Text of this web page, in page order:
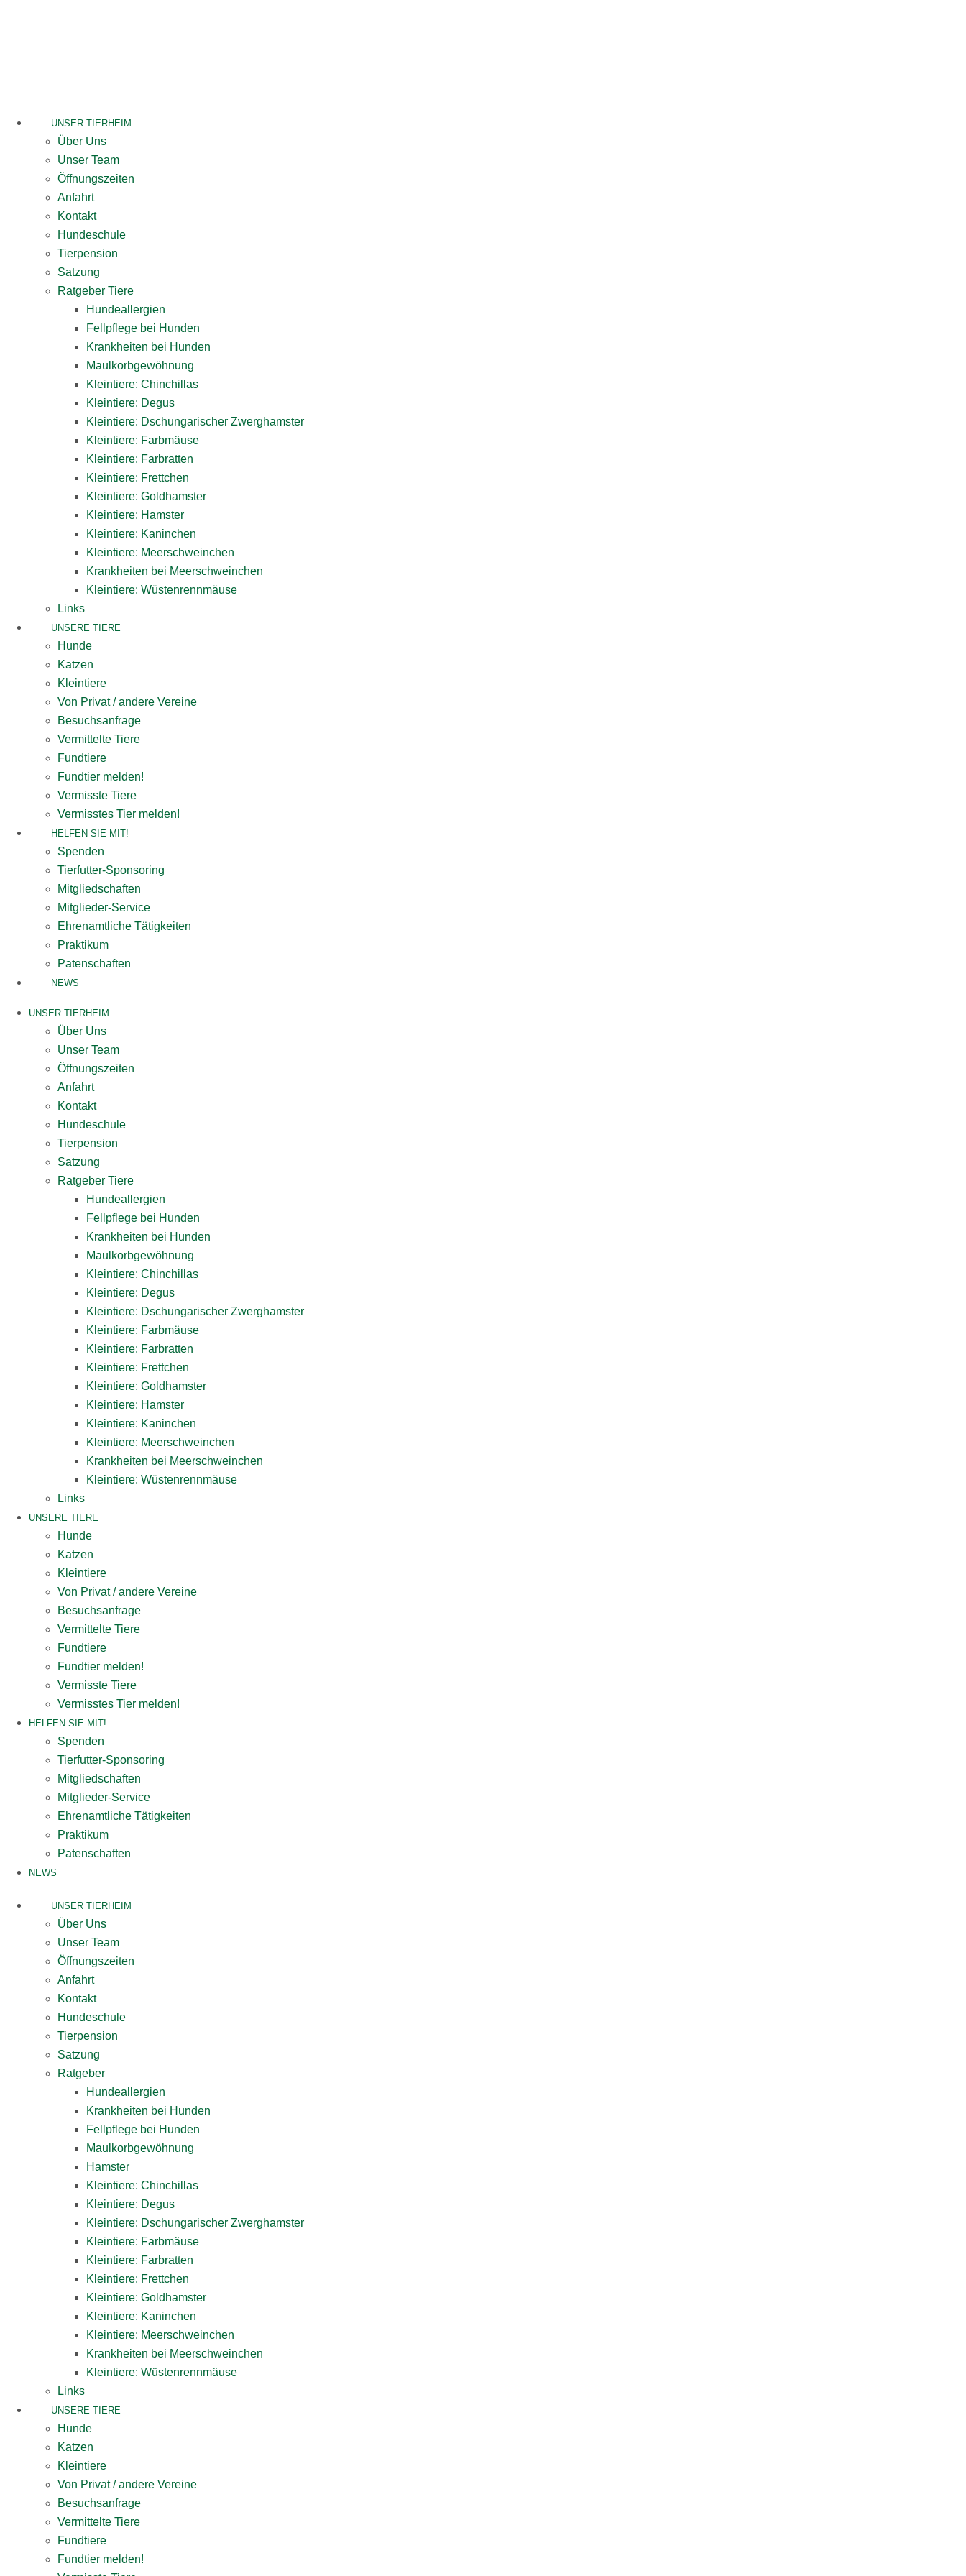
UNSER TIERHEIM
Über Uns
Unser Team
Öffnungszeiten
Anfahrt
Kontakt
Hundeschule
Tierpension
Satzung
Ratgeber Tiere
Hundeallergien
Fellpflege bei Hunden
Krankheiten bei Hunden
Maulkorbgewöhnung
Kleintiere: Chinchillas
Kleintiere: Degus
Kleintiere: Dschungarischer Zwerghamster
Kleintiere: Farbmäuse
Kleintiere: Farbratten
Kleintiere: Frettchen
Kleintiere: Goldhamster
Kleintiere: Hamster
Kleintiere: Kaninchen
Kleintiere: Meerschweinchen
Krankheiten bei Meerschweinchen
Kleintiere: Wüstenrennmäuse
Links
UNSERE TIERE
Hunde
Katzen
Kleintiere
Von Privat / andere Vereine
Besuchsanfrage
Vermittelte Tiere
Fundtiere
Fundtier melden!
Vermisste Tiere
Vermisstes Tier melden!
HELFEN SIE MIT!
Spenden
Tierfutter-Sponsoring
Mitgliedschaften
Mitglieder-Service
Ehrenamtliche Tätigkeiten
Praktikum
Patenschaften
NEWS
UNSER TIERHEIM
Über Uns
Unser Team
Öffnungszeiten
Anfahrt
Kontakt
Hundeschule
Tierpension
Satzung
Ratgeber Tiere
Hundeallergien
Fellpflege bei Hunden
Krankheiten bei Hunden
Maulkorbgewöhnung
Kleintiere: Chinchillas
Kleintiere: Degus
Kleintiere: Dschungarischer Zwerghamster
Kleintiere: Farbmäuse
Kleintiere: Farbratten
Kleintiere: Frettchen
Kleintiere: Goldhamster
Kleintiere: Hamster
Kleintiere: Kaninchen
Kleintiere: Meerschweinchen
Krankheiten bei Meerschweinchen
Kleintiere: Wüstenrennmäuse
Links
UNSERE TIERE
Hunde
Katzen
Kleintiere
Von Privat / andere Vereine
Besuchsanfrage
Vermittelte Tiere
Fundtiere
Fundtier melden!
Vermisste Tiere
Vermisstes Tier melden!
HELFEN SIE MIT!
Spenden
Tierfutter-Sponsoring
Mitgliedschaften
Mitglieder-Service
Ehrenamtliche Tätigkeiten
Praktikum
Patenschaften
NEWS
UNSER TIERHEIM
Über Uns
Unser Team
Öffnungszeiten
Anfahrt
Kontakt
Hundeschule
Tierpension
Satzung
Ratgeber
Hundeallergien
Krankheiten bei Hunden
Fellpflege bei Hunden
Maulkorbgewöhnung
Hamster
Kleintiere: Chinchillas
Kleintiere: Degus
Kleintiere: Dschungarischer Zwerghamster
Kleintiere: Farbmäuse
Kleintiere: Farbratten
Kleintiere: Frettchen
Kleintiere: Goldhamster
Kleintiere: Kaninchen
Kleintiere: Meerschweinchen
Krankheiten bei Meerschweinchen
Kleintiere: Wüstenrennmäuse
Links
UNSERE TIERE
Hunde
Katzen
Kleintiere
Von Privat / andere Vereine
Besuchsanfrage
Vermittelte Tiere
Fundtiere
Fundtier melden!